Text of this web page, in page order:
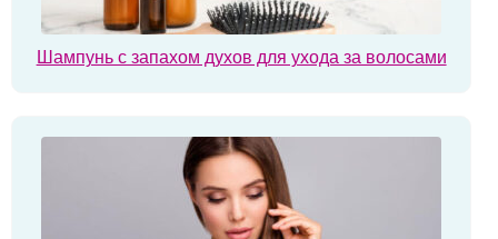
Шампунь с запахом духов для ухода за волосами